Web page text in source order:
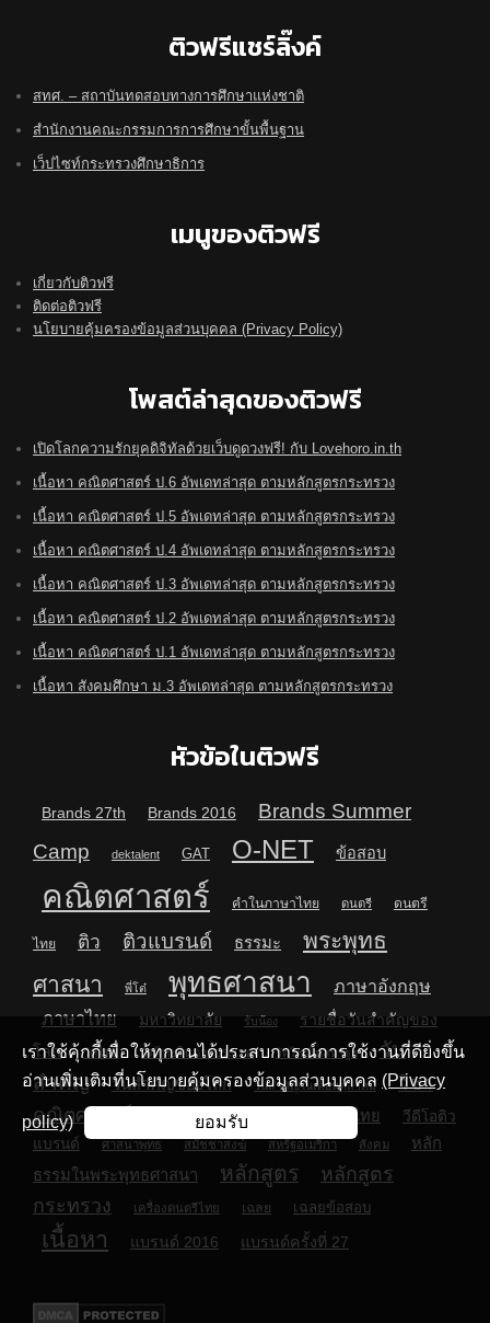
ติวฟรีแชร์ลิ๊งค์
สทศ. – สถาบันทดสอบทางการศึกษาแห่งชาติ
สำนักงานคณะกรรมการการศึกษาขั้นพื้นฐาน
เว็ปไซท์กระทรวงศึกษาธิการ
เมนูของติวฟรี
เกี่ยวกับติวฟรี
ติดต่อติวฟรี
นโยบายคุ้มครองข้อมูลส่วนบุคคล (Privacy Policy)
โพสต์ล่าสุดของติวฟรี
เปิดโลกความรักยุคดิจิทัลด้วยเว็บดูดวงฟรี! กับ Lovehoro.in.th
เนื้อหา คณิตศาสตร์ ป.6 อัพเดทล่าสุด ตามหลักสูตรกระทรวง
เนื้อหา คณิตศาสตร์ ป.5 อัพเดทล่าสุด ตามหลักสูตรกระทรวง
เนื้อหา คณิตศาสตร์ ป.4 อัพเดทล่าสุด ตามหลักสูตรกระทรวง
เนื้อหา คณิตศาสตร์ ป.3 อัพเดทล่าสุด ตามหลักสูตรกระทรวง
เนื้อหา คณิตศาสตร์ ป.2 อัพเดทล่าสุด ตามหลักสูตรกระทรวง
เนื้อหา คณิตศาสตร์ ป.1 อัพเดทล่าสุด ตามหลักสูตรกระทรวง
เนื้อหา สังคมศึกษา ม.3 อัพเดทล่าสุด ตามหลักสูตรกระทรวง
หัวข้อในติวฟรี
Brands 27th Brands 2016
Brands Summer
Camp
dektalent GAT O-NET ข้อสอบ
คณิตศาสตร์ คำในภาษาไทย ดนตรี ดนตรี
ไทย ติว ติวแบรนด์ ธรรมะ
พระพุทธ
ศาสนา
พี่โต๋ พุทธศาสนา ภาษาอังกฤษ
ภาษาไทย มหาวิทยาลัย รับน้อง
รายชื่อวันสำคัญของ
โลก
วัดไทย วัดไทยในต่างประเทศ วัดไทยในสหรัฐฯ
วัน
สำคัญ
วันสำคัญของโลก วันสำคัญในเดือนตุลาคม
วิชา
คณิตศาสตร์
วิชาภาษาอังกฤษ วิชาภาษาไทย
วีดีโอติว
แบรนด์
ศาสนาพุทธ สมัชชาสงฆ์ สหรัฐอเมริกา สังคม
หลัก
ธรรมในพระพุทธศาสนา
หลักสูตร
หลักสูตร
กระทรวง
เครื่องดนตรีไทย เฉลย เฉลยข้อสอบ
เนื้อหา แบรนด์ 2016 แบรนด์ครั้งที่ 27
เราใช้คุ้กกี้เพื่อให้ทุกคนได้ประสบการณ์การใช้งานที่ดียิ่งขึ้น
อ่านเพิ่มเติมที่นโยบายคุ้มครองข้อมูลส่วนบุคคล (Privacy
policy) ยอมรับ